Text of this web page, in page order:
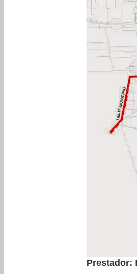
Prestador: